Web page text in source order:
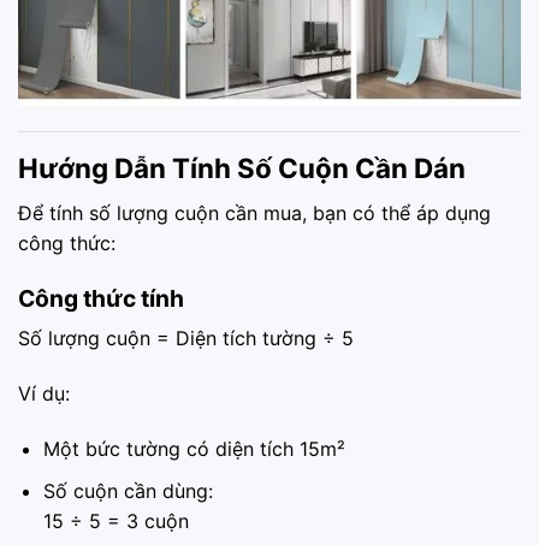
Hướng Dẫn Tính Số Cuộn Cần Dán
Để tính số lượng cuộn cần mua, bạn có thể áp dụng
công thức:
Công thức tính
Số lượng cuộn = Diện tích tường ÷ 5
Ví dụ:
Một bức tường có diện tích 15m²
Số cuộn cần dùng:
15 ÷ 5 = 3 cuộn